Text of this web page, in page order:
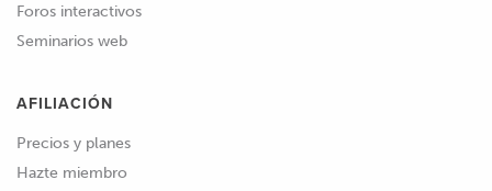
Foros interactivos
Seminarios web
AFILIACIÓN
Precios y planes
Hazte miembro